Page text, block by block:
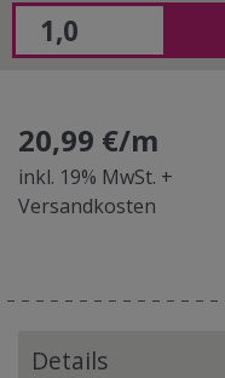
20,99 €/m
inkl. 19% MwSt. +
Versandkosten
Details